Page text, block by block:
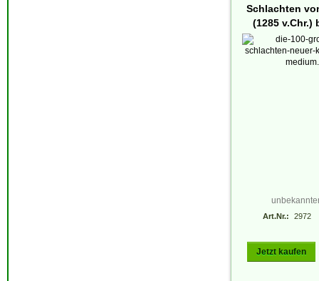
Schlachten
(1285 v.Chr.)
Art.Nr.: 2972
Jetzt kaufen